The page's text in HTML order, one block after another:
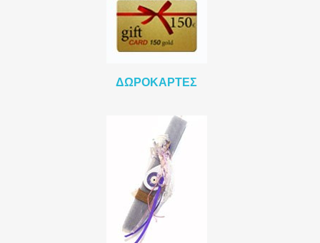
ΔΩΡΟΚΆΡΤΕΣ